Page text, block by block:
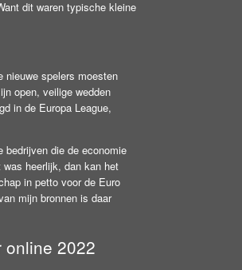
dit waren typische kleine
nieuwe spelers moesten
open, veilige wedden
in de Europa League,
bedrijven die de economie
heerlijk, dan kan het
in petto voor de Euro
mijn bronnen is daar
online 2022